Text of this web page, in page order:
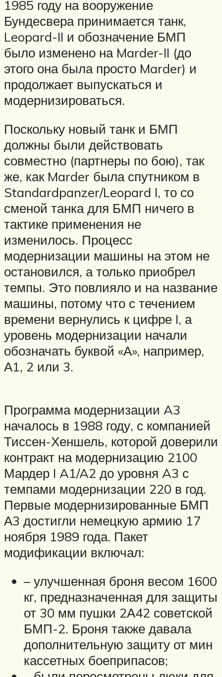
1985 году на вооружение
Бундесвера принимается танк,
Leopard-II и обозначение БМП
было изменено на Marder-II (до
этого она была просто Marder) и
продолжает выпускаться и
модернизироваться.
Поскольку новый танк и БМП
должны были действовать
совместно (партнеры по бою), так
же, как Marder была спутником в
Standardpanzer/Leopard I, то со
сменой танка для БМП ничего в
тактике применения не
изменилось. Процесс
модернизации машины на этом не
остановился, а только приобрел
темпы. Это повлияло и на название
машины, потому что с течением
времени вернулись к цифре I, а
уровень модернизации начали
обозначать буквой «А», например,
А1, 2 или 3.
Программа модернизации A3
началось в 1988 году, с компанией
Тиссен-Хеншель, которой доверили
контракт на модернизацию 2100
Мардер I A1/A2 до уровня A3 с
темпами модернизации 220 в год.
Первые модернизированные БМП
А3 достигли немецкую армию 17
ноября 1989 года. Пакет
модификации включал:
– улучшенная броня весом 1600
кг, предназначенная для защиты
от 30 мм пушки 2А42 советской
БМП-2. Броня также давала
дополнительную защиту от мин
кассетных боеприпасов;